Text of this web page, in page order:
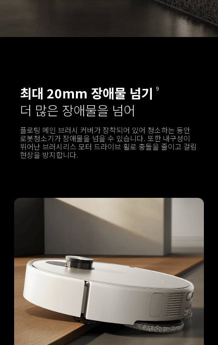
최대 20mm 장애물 넘기 9
더 많은 장애물을 넘어
플로팅 메인 브러시 커버가 장착되어 있어 청소하는 동안
로봇청소기가 장애물을 넘을 수 있습니다. 또한 내구성이
뛰어난 브러시리스 모터 드라이브 휠로 충돌을 줄이고 걸림
현상을 방지합니다.